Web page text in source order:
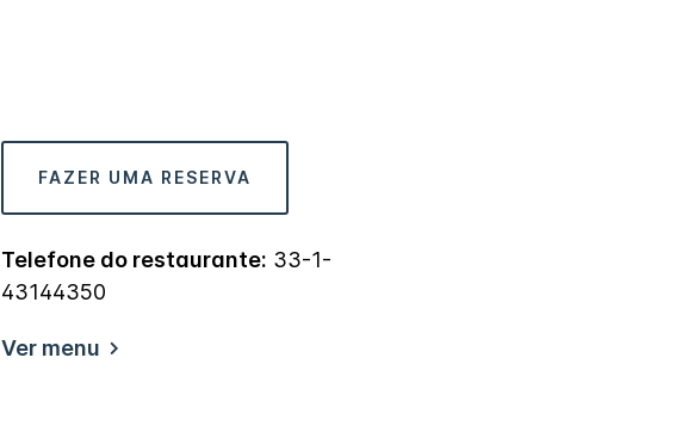
FAZER UMA RESERVA
Telefone do restaurante: 33-1-
43144350
Ver menu